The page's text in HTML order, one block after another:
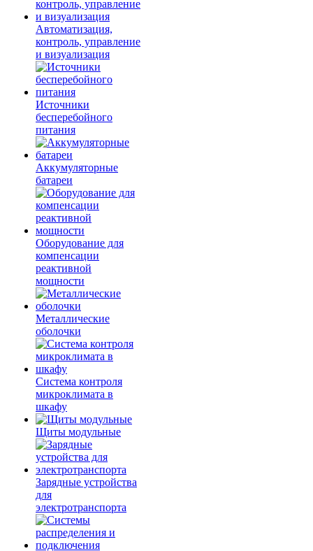
Автоматизация,
контроль, управление
и визуализация
Источники
бесперебойного
питания
Аккумуляторные
батареи
Оборудование для
компенсации
реактивной
мощности
Металлические
оболочки
Система контроля
микроклимата в
шкафу
Щиты модульные
Зарядные устройства
для
электротранспорта